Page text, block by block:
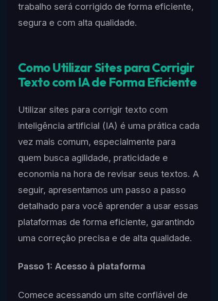
trabalho será corrigido de forma eficiente,
segura e com alta qualidade.
Como Utilizar Sites para Corrigir
Texto com IA de Forma Eficiente
Utilizar sites para corrigir texto com
inteligência artificial (IA) é uma prática cada
vez mais comum, especialmente para
quem busca agilidade, praticidade e
economia na hora de revisar seus textos. A
seguir, apresentamos um passo a passo
detalhado para você aprender a usar essas
plataformas de forma eficiente, garantindo
uma correção precisa e de alta qualidade.
Passo 1: Acesso à plataforma
Comece acessando um site confiável de